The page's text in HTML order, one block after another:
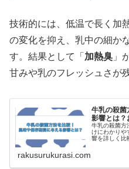
技術的には、低温で長く加
の変化を抑え、乳中の細か
す。結果として「 加熱臭 」
甘みや乳のフレッシュさが
牛乳の殺菌
影響とは？
牛乳の殺菌方
けにわかりや
響を詳しく比
rakusurukurasi.com